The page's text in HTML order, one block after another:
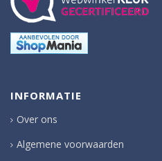
INFORMATIE
Over ons
Algemene voorwaarden